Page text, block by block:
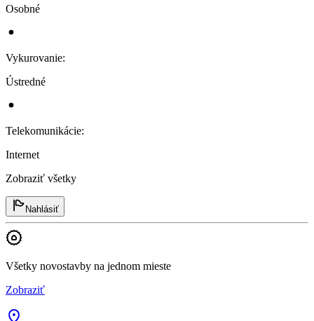
Osobné
Vykurovanie:
Ústredné
Telekomunikácie:
Internet
Zobraziť všetky
Nahlásiť
Všetky novostavby na jednom mieste
Zobraziť